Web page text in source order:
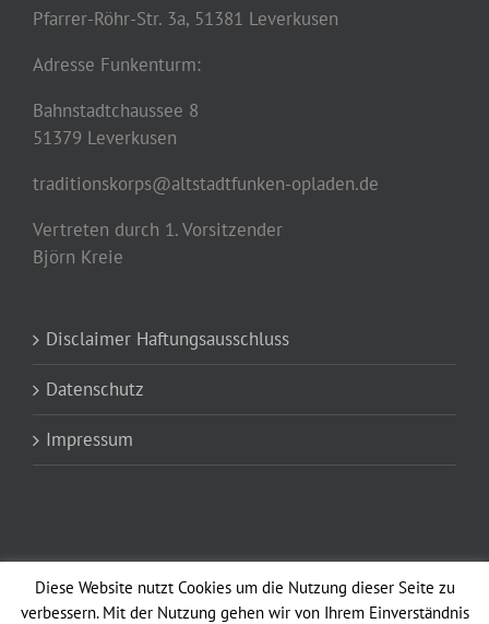
Pfarrer-Röhr-Str. 3a, 51381 Leverkusen
Adresse Funkenturm:
Bahnstadtchaussee 8
51379 Leverkusen
traditionskorps@altstadtfunken-opladen.de
Vertreten durch 1. Vorsitzender
Björn Kreie
Disclaimer Haftungsausschluss
Datenschutz
Impressum
Diese Website nutzt Cookies um die Nutzung dieser Seite zu
verbessern. Mit der Nutzung gehen wir von Ihrem Einverständnis